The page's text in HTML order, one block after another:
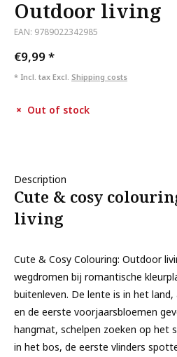
Outdoor living
EAN: 9789022342985
€9,99*
* Incl. tax Excl. Shipping costs
Out of stock
Description
Cute & cosy
living
Cute & Cosy Colouring: Outdoor
wegdromen bij romantische
buitenleven. De lente is in het
en de eerste voorjaarsbloemen
hangmat, schelpen zoeken op het
in het bos, de eerste vlinders